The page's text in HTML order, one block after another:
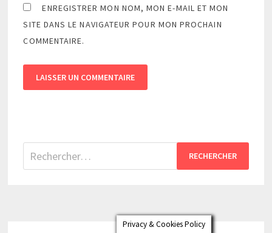
ENREGISTRER MON NOM, MON E-MAIL ET MON
SITE DANS LE NAVIGATEUR POUR MON PROCHAIN
COMMENTAIRE.
Rechercher :
Privacy & Cookies Policy